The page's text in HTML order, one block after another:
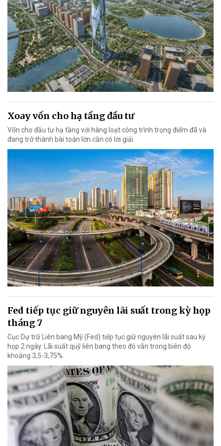
Xoay vốn cho hạ tầng đầu tư
Vốn cho đầu tư hạ tầng với hàng loạt công trình trọng điểm đã và
đang trở thành bài toán lớn cần có lời giải.
Fed tiếp tục giữ nguyên lãi suất trong kỳ họp
tháng 7
Cục Dự trữ Liên bang Mỹ (Fed) tiếp tục giữ nguyên lãi suất sau kỳ
họp 2 ngày. Lãi suất quỹ liên bang theo đó vẫn trong biên độ
khoảng 3,5-3,75%.